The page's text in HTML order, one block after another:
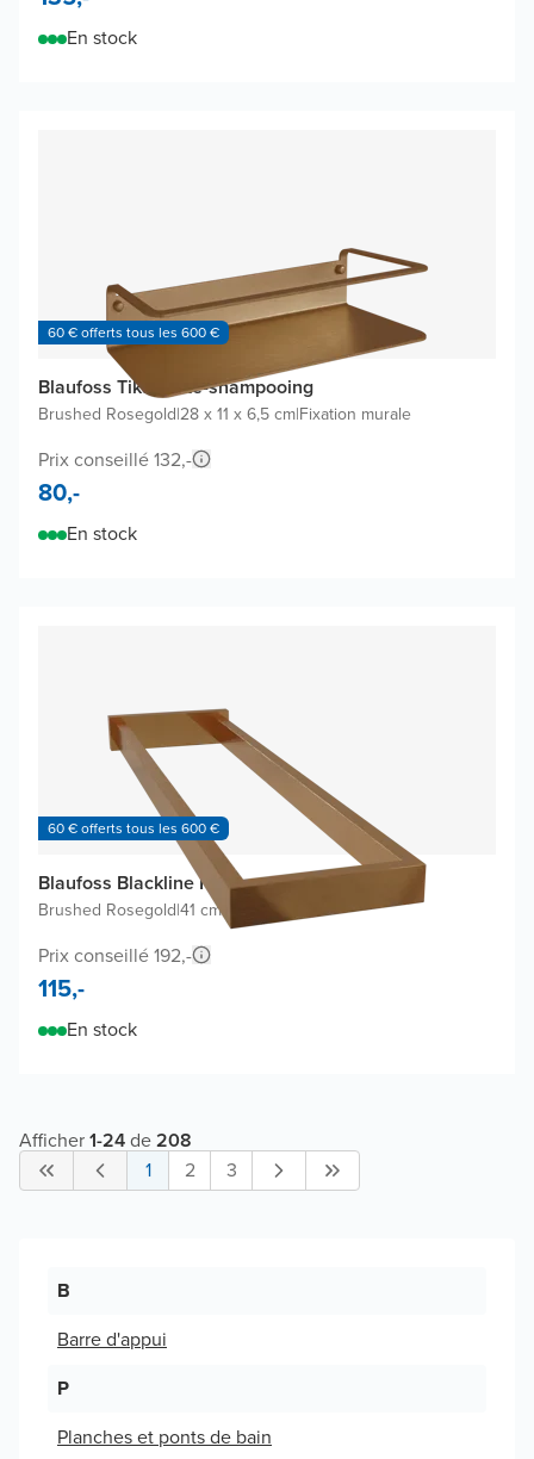
En stock
60 € offerts tous les 600 €
Blaufoss Tika porte-shampooing
Brushed Rosegold|28 x 11 x 6,5 cm|Fixation murale
Prix conseillé 132,-
80,-
En stock
60 € offerts tous les 600 €
Blaufoss Blackline Noma porte-serviette
Brushed Rosegold|41 cm| Double
Prix conseillé 192,-
115,-
En stock
Afficher1-24de208
1
2 3
B
Barre d'appui
P
Planches et ponts de bain